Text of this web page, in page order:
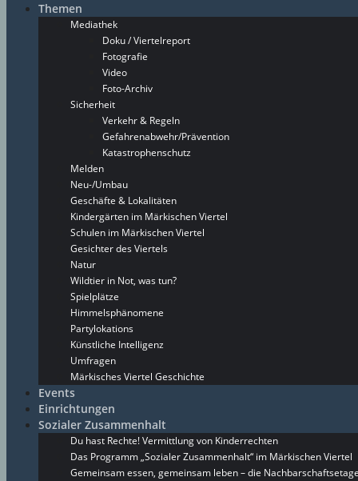
Themen
Mediathek
Doku / Viertelreport
Fotografie
Video
Foto-Archiv
Sicherheit
Verkehr & Regeln
Gefahrenabwehr/Prävention
Katastrophenschutz
Melden
Neu-/Umbau
Geschäfte & Lokalitäten
Kindergärten im Märkischen Viertel
Schulen im Märkischen Viertel
Gesichter des Viertels
Natur
Wildtier in Not, was tun?
Spielplätze
Himmelsphänomene
Partylokations
Künstliche Intelligenz
Umfragen
Märkisches Viertel Geschichte
Events
Einrichtungen
Sozialer Zusammenhalt
Du hast Rechte! Vermittlung von Kinderrechten
Das Programm „Sozialer Zusammenhalt“ im Märkischen Viertel
Gemeinsam essen, gemeinsam leben – die